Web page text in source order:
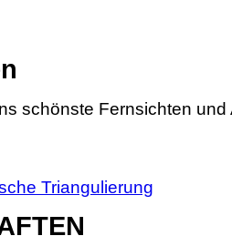
schönste Fernsichten und
Triangulierung